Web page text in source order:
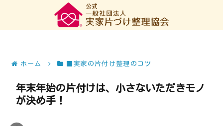
ホーム ■実家の片付け整理のコツ
年末年始の片付けは、小さないただきモノ
が決め手！